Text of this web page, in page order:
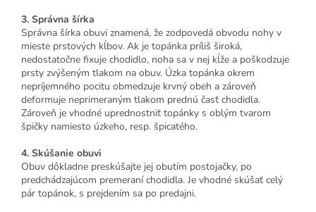
3. Správna šírka
Správna šírka obuvi znamená, že zodpovedá obvodu nohy v
mieste prstových kĺbov. Ak je topánka príliš široká,
nedostatočne fixuje chodidlo, noha sa v nej kĺže a poškodzuje
prsty zvýšeným tlakom na obuv. Úzka topánka okrem
nepríjemného pocitu obmedzuje krvný obeh a zároveň
deformuje neprimeraným tlakom prednú časť chodidla.
Zároveň je vhodné uprednostniť topánky s oblým tvarom
špičky namiesto úzkeho, resp. špicatého.
4. Skúšanie obuvi
Obuv dôkladne preskúšajte jej obutím postojačky, po
predchádzajúcom premeraní chodidla. Je vhodné skúšať celý
pár topánok, s prejdením sa po predajni.